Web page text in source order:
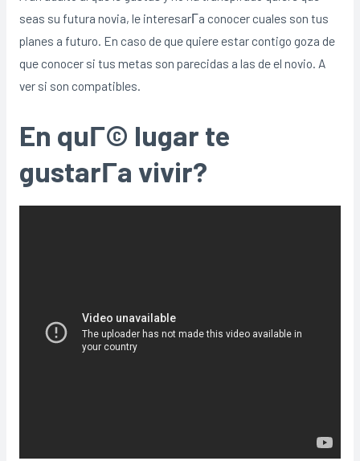
seas su futura novia, le interesarГ­a conocer cuales son tus
planes a futuro. En caso de que quiere estar contigo goza de
que conocer si tus metas son parecidas a las de el novio. A
ver si son compatibles.
En quГ© lugar te
gustarГ­a vivir?